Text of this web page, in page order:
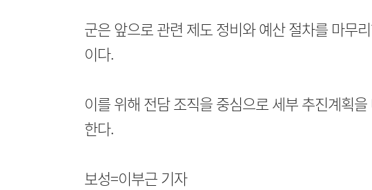
군은 앞으로 관련 제도 정비와 예산 절차를 마무
이다.
이를 위해 전담 조직을 중심으로 세부 추진계획
한다.
보성=이부근 기자